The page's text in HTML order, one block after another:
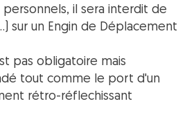
personnels, il sera interdit de
sur un Engin de Déplacement
pas obligatoire mais
tout comme le port d'un
rétro-réflechissant